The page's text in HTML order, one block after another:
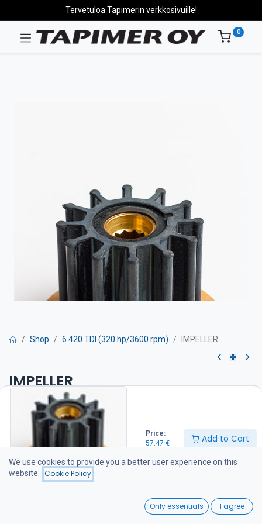
Price:
57.47 € Add to Cart
Wishlist
Tervetuloa Tapimerin verkkosivuille!
0
Shop 6.420 TDI (320 hp/3600 rpm) IMPELLER
IMPELLER
Siipipyörä on suositeltava pitää varalla veneessä
€
Add to Cart
We use cookies to provide you a better user experience on this
website.
Cookie Policy
Only essentials I agree